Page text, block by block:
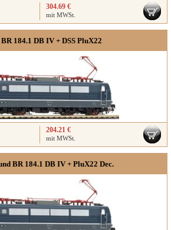
304.69 €
mit MWSt.
184.1 DB IV + DSS PluX22
204.21 €
mit MWSt.
BR 184.1 DB IV + PluX22 Dec.